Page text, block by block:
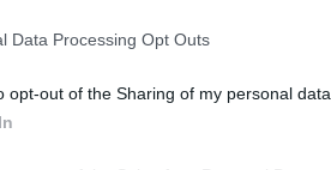
Data Processing Opt Outs
opt-out of the Sharing of my personal data.